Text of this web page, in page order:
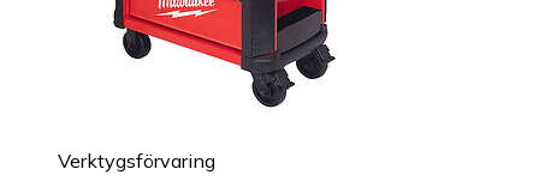
Verktygsförvaring